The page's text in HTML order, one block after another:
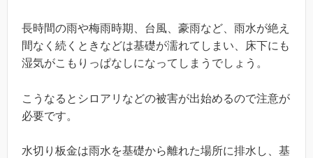
長時間の雨や梅雨時期、台風、豪雨など、雨水が絶え
間なく続くときなどは基礎が濡れてしまい、床下にも
湿気がこもりっぱなしになってしまうでしょう。
こうなるとシロアリなどの被害が出始めるので注意が
必要です。
水切り板金は雨水を基礎から離れた場所に排水し、基